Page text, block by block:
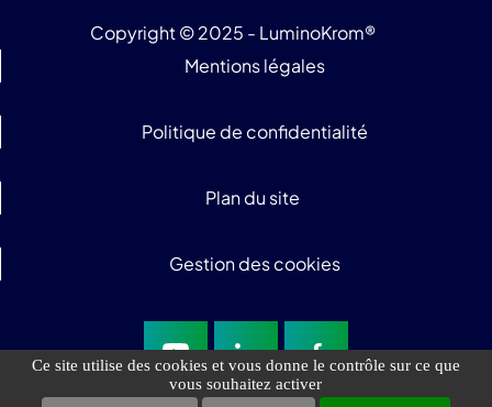
Ce site utilise des cookies et vous donne le contrôle sur ce que
vous souhaitez activer
Copyright © 2025 - LuminoKrom®
Mentions légales
Politique de confidentialité
Plan du site
Gestion des cookies